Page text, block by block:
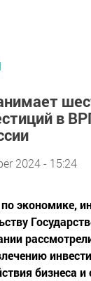
в
2024 - 15:24
экономике,
бизнеса и